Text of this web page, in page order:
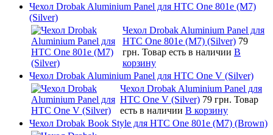
Чехол Drobak Aluminium Panel для HTC One 801e (M7)
(Silver)
Чехол Drobak Aluminium Panel для
HTC One 801e (M7) (Silver) 79
грн. Товар есть в наличии В
корзину
Чехол Drobak Aluminium Panel для HTC One V (Silver)
Чехол Drobak Aluminium Panel для
HTC One V (Silver) 79 грн. Товар
есть в наличии В корзину
Чехол Drobak Book Style для HTC One 801e (M7) (Brown)